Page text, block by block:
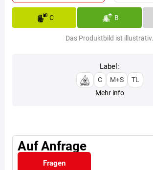
C B
Das Produktbild ist illustrativ.
Label:
C M+S
TL
Mehr info
Auf Anfrage
Fragen